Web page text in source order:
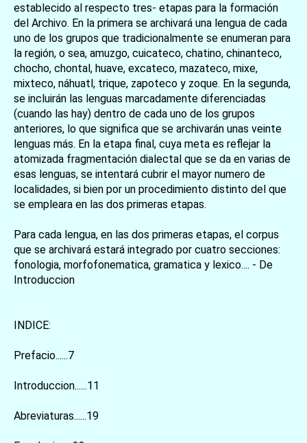
establecido al respecto tres- etapas para la formación
del Archivo. En la primera se archivará una lengua de cada
uno de los grupos que tradicionalmente se enumeran para
la región, o sea, amuzgo, cuicateco, chatino, chinanteco,
chocho, chontal, huave, excateco, mazateco, mixe,
mixteco, náhuatl, trique, zapoteco y zoque. En la segunda,
se incluirán las lenguas marcadamente diferenciadas
(cuando las hay) dentro de cada uno de los grupos
anteriores, lo que significa que se archivarán unas veinte
lenguas más. En la etapa final, cuya meta es reflejar la
atomizada fragmentación dialectal que se da en varias de
esas lenguas, se intentará cubrir el mayor numero de
localidades, si bien por un procedimiento distinto del que
se empleara en las dos primeras etapas.
Para cada lengua, en las dos primeras etapas, el corpus
que se archivará estará integrado por cuatro secciones:
fonologia, morfofonematica, gramatica y lexico.... - De
Introduccion
INDICE:
Prefacio......7
Introduccion......11
Abreviaturas......19